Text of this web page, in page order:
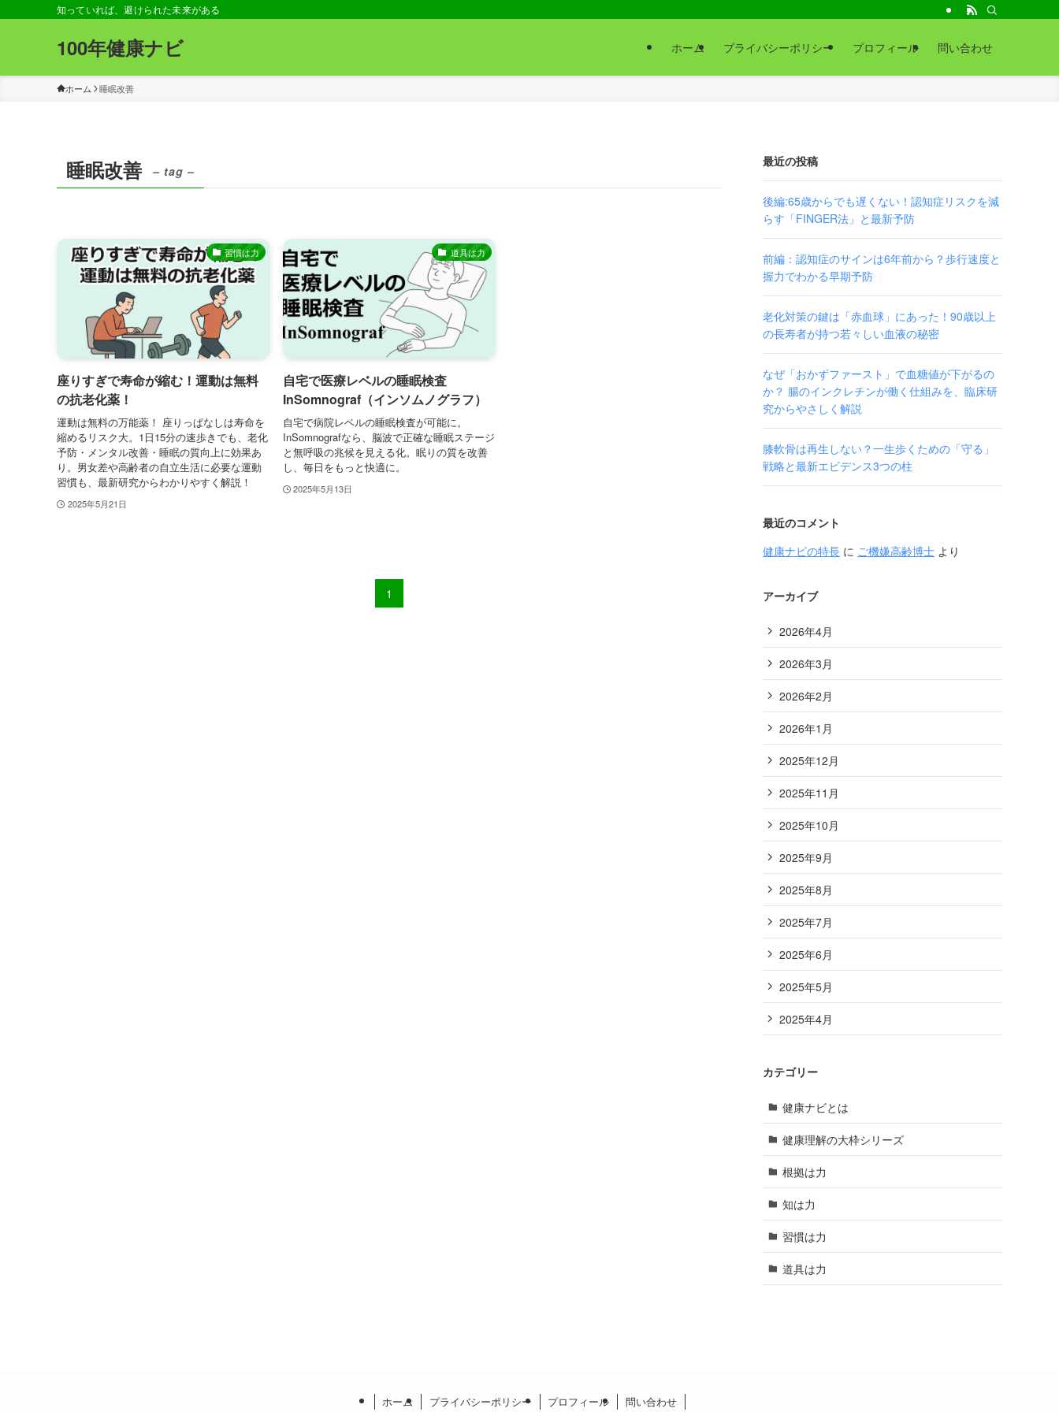
知っていれば、避けられた未来がある
100年健康ナビ ホーム プライバシーポリシー プロフィール 問い合わせ
ホーム 睡眠改善
睡眠改善 – tag –
習慣は力
座りすぎで寿命が縮む！運動は無料
の抗老化薬！
運動は無料の万能薬！ 座りっぱなしは寿命を
縮めるリスク大。1日15分の速歩きでも、老化
予防・メンタル改善・睡眠の質向上に効果あ
り。男女差や高齢者の自立生活に必要な運動
習慣も、最新研究からわかりやすく解説！
2025年5月21日
道具は力
自宅で医療レベルの睡眠検査
InSomnograf（インソムノグラフ）
自宅で病院レベルの睡眠検査が可能に。
InSomnografなら、脳波で正確な睡眠ステージ
と無呼吸の兆候を見える化。眠りの質を改善
し、毎日をもっと快適に。
2025年5月13日
1
最近の投稿
後編:65歳からでも遅くない！認知症リスクを減
らす「FINGER法」と最新予防
前編：認知症のサインは6年前から？歩行速度と
握力でわかる早期予防
老化対策の鍵は「赤血球」にあった！90歳以上
の長寿者が持つ若々しい血液の秘密
なぜ「おかずファースト」で血糖値が下がるの
か？ 腸のインクレチンが働く仕組みを、臨床研
究からやさしく解説
膝軟骨は再生しない？一生歩くための「守る」
戦略と最新エビデンス3つの柱
最近のコメント
健康ナビの特長 に ご機嫌高齢博士 より
アーカイブ
2026年4月
2026年3月
2026年2月
2026年1月
2025年12月
2025年11月
2025年10月
2025年9月
2025年8月
2025年7月
2025年6月
2025年5月
2025年4月
カテゴリー
健康ナビとは
健康理解の大枠シリーズ
根拠は力
知は力
習慣は力
道具は力
ホーム プライバシーポリシー プロフィール 問い合わせ